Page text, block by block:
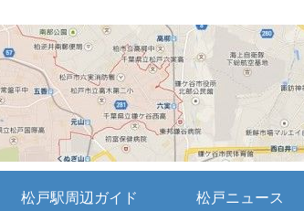
松戸駅周辺ガイド 松戸ニュース